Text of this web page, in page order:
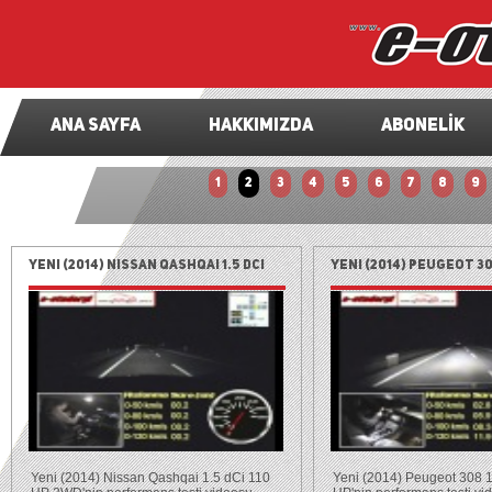
ANA SAYFA HAKKIMIZDA ABONELİK
1 2 3 4 5 6 7 8 9
Yeni (2014) Nissan Qashqai 1.5 dCi
110 HP 2WD test (0-100 km/h, 100-0
Yeni (2014) Nissan Qashqai 1.5 dCi 110
Yeni (2014) Peugeot
HP test (0-100 km/h,
Yeni (2014) Peugeot 308